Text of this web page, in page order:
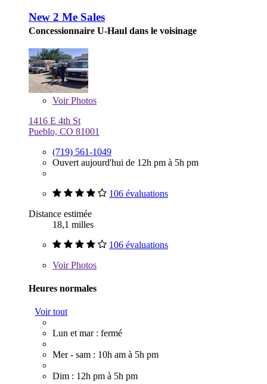
New 2 Me Sales
Concessionnaire U-Haul dans le voisinage
VoirPhotos
1416 E 4th St
Pueblo, CO 81001
(719) 561-1049
Ouvert aujourd'hui de 12h pm à 5h pm
106 évaluations
Distance estimée
18,1 milles
106 évaluations
VoirPhotos
Heures normales
Voir tout
Lun et mar : fermé
Mer - sam : 10h am à 5h pm
Dim : 12h pm à 5h pm